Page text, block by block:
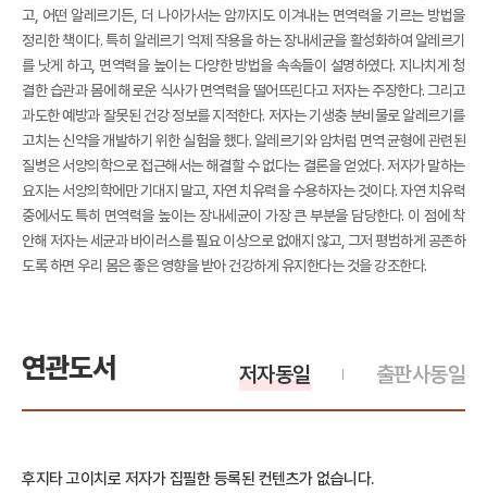
고, 어떤 알레르기든, 더 나아가서는 암까지도 이겨내는 면역력을 기르는 방법을
정리한 책이다. 특히 알레르기 억제 작용을 하는 장내세균을 활성화하여 알레르기
를 낫게 하고, 면역력을 높이는 다양한 방법을 속속들이 설명하였다. 지나치게 청
결한 습관과 몸에 해로운 식사가 면역력을 떨어뜨린다고 저자는 주장한다. 그리고
과도한 예방과 잘못된 건강 정보를 지적한다. 저자는 기생충 분비물로 알레르기를
고치는 신약을 개발하기 위한 실험을 했다. 알레르기와 암처럼 면역 균형에 관련된
질병은 서양의학으로 접근해서는 해결할 수 없다는 결론을 얻었다. 저자가 말하는
요지는 서양의학에만 기대지 말고, 자연 치유력을 수용하자는 것이다. 자연 치유력
중에서도 특히 면역력을 높이는 장내세균이 가장 큰 부분을 담당한다. 이 점에 착
안해 저자는 세균과 바이러스를 필요 이상으로 없애지 않고, 그저 평범하게 공존하
도록 하면 우리 몸은 좋은 영향을 받아 건강하게 유지한다는 것을 강조한다.
연관도서 출판사동일
저자동일
후지타 고이치로 저자가 집필한 등록된 컨텐츠가 없습니다.